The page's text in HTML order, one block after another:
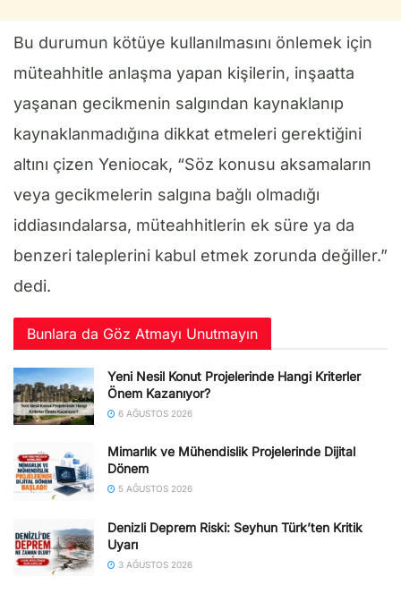
Bu durumun kötüye kullanılmasını önlemek için
müteahhitle anlaşma yapan kişilerin, inşaatta
yaşanan gecikmenin salgından kaynaklanıp
kaynaklanmadığına dikkat etmeleri gerektiğini
altını çizen Yeniocak, “Söz konusu aksamaların
veya gecikmelerin salgına bağlı olmadığı
iddiasındalarsa, müteahhitlerin ek süre ya da
benzeri taleplerini kabul etmek zorunda değiller.”
dedi.
Bunlara da Göz Atmayı Unutmayın
Yeni Nesil Konut Projelerinde Hangi Kriterler
Önem Kazanıyor?
6 AĞUSTOS 2026
Mimarlık ve Mühendislik Projelerinde Dijital
Dönem
5 AĞUSTOS 2026
Denizli Deprem Riski: Seyhun Türk’ten Kritik
Uyarı
3 AĞUSTOS 2026